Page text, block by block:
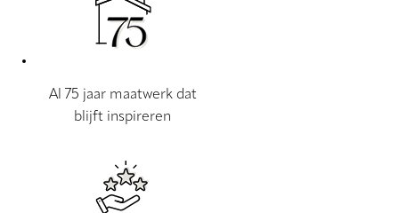
Al 75 jaar maatwerk dat
blijft inspireren